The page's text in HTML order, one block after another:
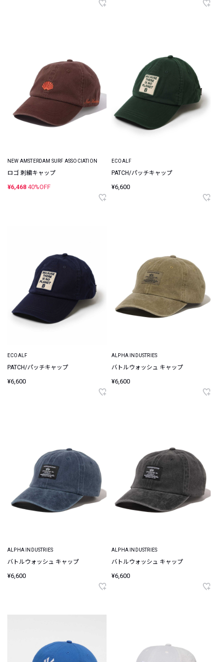
NEW AMSTERDAM SURF ASSOCIATION
ロゴ 刺繍キャップ
¥6,468 40%OFF
ECOALF
PATCH/パッチキャップ
¥6,600
ECOALF
PATCH/パッチキャップ
¥6,600
ALPHA INDUSTRIES
バトルウォッシュ キャップ
¥6,600
ALPHA INDUSTRIES
バトルウォッシュ キャップ
¥6,600
ALPHA INDUSTRIES
バトルウォッシュ キャップ
¥6,600